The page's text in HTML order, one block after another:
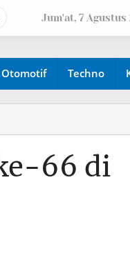
Jum'at, 7 Agustus
Otomotif Techno
66 di